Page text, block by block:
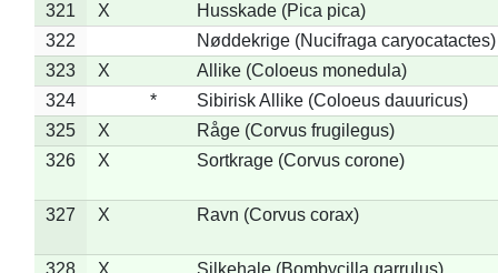
321
X
Husskade (Pica pica)
322
Nøddekrige (Nucifraga caryocatactes)
323
X
Allike (Coloeus monedula)
324
*
Sibirisk Allike (Coloeus dauuricus)
325
X
Råge (Corvus frugilegus)
326
X Sortkrage (Corvus corone)
327 X Ravn (Corvus corax)
328 X Silkehale (Bombycilla garrulus)